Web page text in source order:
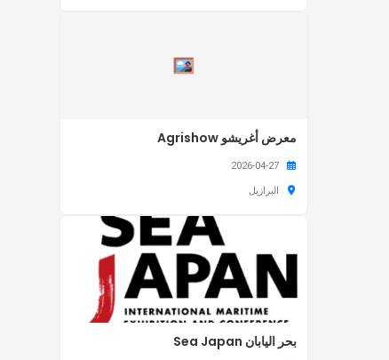
معرض أغريشو Agrishow
البرازيل
بحر اليابان Sea Japan